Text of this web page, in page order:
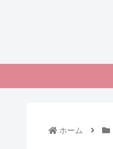
ホーム